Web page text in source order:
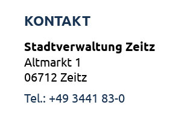
KONTAKT
Stadtverwaltung Zeitz
Altmarkt 1
06712 Zeitz
Tel.: +49 3441 83-0